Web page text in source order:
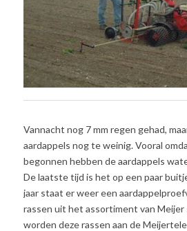
Vannacht nog 7 mm regen gehad,
aardappels nog te weinig. Vooral
begonnen hebben de aardappels
De laatste tijd is het op een paar
jaar staat er weer een
rassen uit het assortiment van Meijer
worden deze rassen aan de